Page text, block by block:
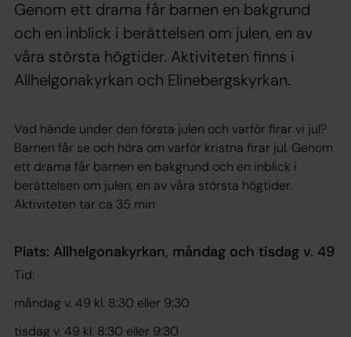
Genom ett drama får barnen en bakgrund
och en inblick i berättelsen om julen, en av
våra största högtider. Aktiviteten finns i
Allhelgonakyrkan och Elinebergskyrkan.
Vad hände under den första julen och varför firar vi jul?
Barnen får se och höra om varför kristna firar jul. Genom
ett drama får barnen en bakgrund och en inblick i
berättelsen om julen, en av våra största högtider.
Aktiviteten tar ca 35 min
Plats: Allhelgonakyrkan, måndag och tisdag v. 49
Tid:
måndag v. 49 kl. 8:30 eller 9:30
tisdag v. 49 kl. 8:30 eller 9:30